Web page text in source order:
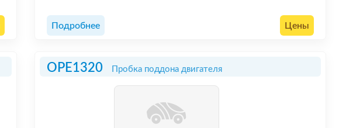
Подробнее Цены
OPE1320 Пробка поддона двигателя